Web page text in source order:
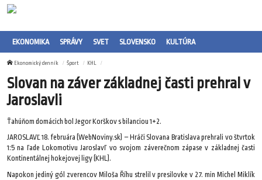
EKONOMIKA SPRÁVY SVET SLOVENSKO KULTÚRA
Ekonomický denník Šport KHL
Slovan na záver základnej časti prehral v
Jaroslavli
Ťahúňom domácich bol Jegor Korškov s bilanciou 1+2.
JAROSLAVĽ 18. februára (WebNoviny.sk) – Hráči Slovana Bratislava prehrali vo štvrtok
1:5 na ľade Lokomotivu Jaroslavľ vo svojom záverečnom zápase v základnej časti
Kontinentálnej hokejovej ligy (KHL).
Napokon jediný gól zverencov Miloša Říhu strelil v presilovke v 27. min Michel Miklík